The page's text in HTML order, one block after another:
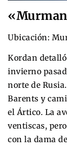
Ubicación:
Kordan
invierno
norte de
Barents y
el Ártico. La
ventiscas,
con la dama